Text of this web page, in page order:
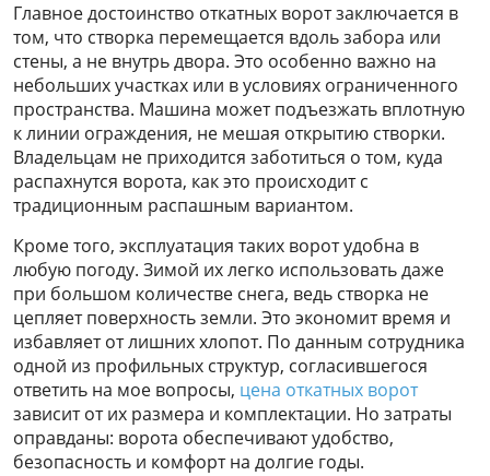
Главное достоинство откатных ворот заключается в
том, что створка перемещается вдоль забора или
стены, а не внутрь двора. Это особенно важно на
небольших участках или в условиях ограниченного
пространства. Машина может подъезжать вплотную
к линии ограждения, не мешая открытию створки.
Владельцам не приходится заботиться о том, куда
распахнутся ворота, как это происходит с
традиционным распашным вариантом.
Кроме того, эксплуатация таких ворот удобна в
любую погоду. Зимой их легко использовать даже
при большом количестве снега, ведь створка не
цепляет поверхность земли. Это экономит время и
избавляет от лишних хлопот. По данным сотрудника
одной из профильных структур, согласившегося
ответить на мое вопросы, цена откатных ворот
зависит от их размера и комплектации. Но затраты
оправданы: ворота обеспечивают удобство,
безопасность и комфорт на долгие годы.